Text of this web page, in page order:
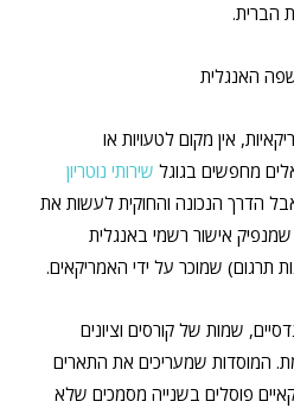
הברית.
האנגלית
אין מקום לטעויות או
מחפשים בגוגל שירותי נוטריון
הדרך הנכונה והחוקית לעשות את
שמנפיק אישור רשמי באנגלית
תרגום) שמוכר על ידי האמריקאים.
שמות של קורסים וציונים
המוסדות שמעריכים את התארים
פוסלים בשנייה מסמכים שלא